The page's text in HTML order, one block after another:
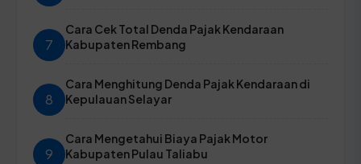
7
Cara Cek Total Denda Pajak Kendaraan
Kabupaten Rembang
8
Cara Menghitung Denda Pajak Kendaraan di
Kepulauan Selayar
9
Cara Mengetahui Biaya Pajak Motor
Kabupaten Pulau Taliabu